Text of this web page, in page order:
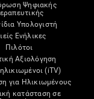
Ψηφιακής
Υπολογιστή
Ενήλικες
Πιλότοι
Αξιολόγηση
ηλικιωμένοι (iTV)
για Ηλικιωμένους
κατάσταση σε